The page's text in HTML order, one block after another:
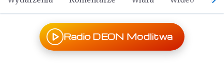
Radio DEON Modlitwa